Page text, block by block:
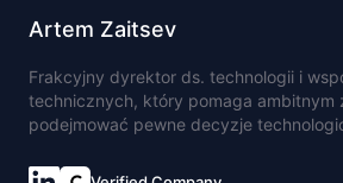
Artem Zaitsev
Frakcyjny dyrektor ds. technologii i
technicznych, który pomaga ambitnym
podejmować pewne decyzje